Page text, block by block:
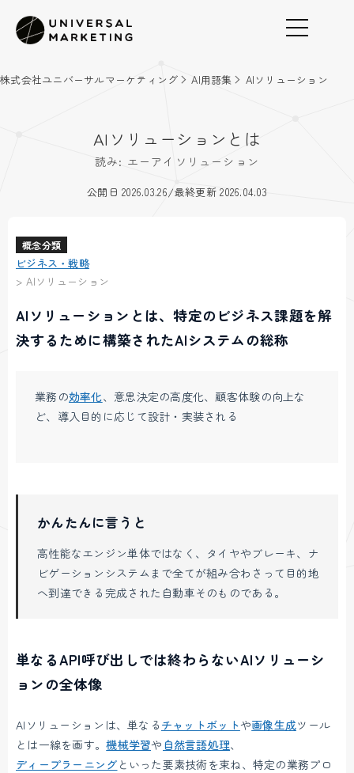
株式会社ユニバーサルマーケティング AI用語集 AIソリューション
AIソリューションとは
読み: エーアイソリューション
公開日 2026.03.26/最終更新 2026.04.03
概念分類
ビジネス・戦略
> AIソリューション
AIソリューションとは、特定のビジネス課題を解
決するために構築されたAIシステムの総称
業務の効率化、意思決定の高度化、顧客体験の向上な
ど、導入目的に応じて設計・実装される
かんたんに言うと
高性能なエンジン単体ではなく、タイヤやブレーキ、ナ
ビゲーションシステムまで全てが組み合わさって目的地
へ到達できる完成された自動車そのものである。
単なるAPI呼び出しでは終わらないAIソリューシ
ョンの全体像
AIソリューションは、単なる チャットボットや画像生成ツール
とは一線を画す。機械学習や 自然言語処理、
ディープラーニング といった要素技術を束ね、特定の業務プロ